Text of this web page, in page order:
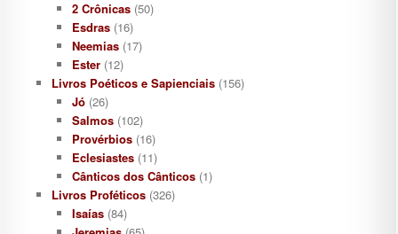
2 Crônicas(50)
Esdras(16)
Neemias(17)
Ester(12)
Livros Poéticos e Sapienciais (156)
Jó(26)
Salmos(102)
Provérbios(16)
Eclesiastes(11)
Cânticos dos Cânticos(1)
Livros Proféticos (326)
Isaías(84)